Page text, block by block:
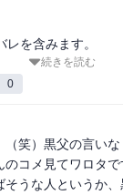
を含みます。
いつもより甘め要素
の可能性（笑）
が下る？！笑
続きを読む
0
笑）黒父の言い
のコメ見てワロタ
そうな人というか